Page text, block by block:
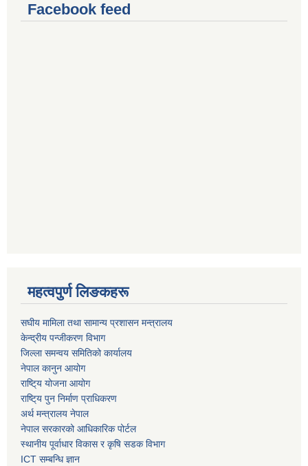
Facebook feed
महत्वपुर्ण लिङकहरू
स‌घीय मामिला तथा सामान्य प्रशासन मन्त्रालय
केन्द्रीय पन्जीकरण विभाग
जिल्ला समन्वय समितिको कार्यालय
नेपाल कानुन आयोग
राष्टि्य योजना आयोग
राष्टि्य पुन निर्माण प्राधिकरण
अर्थ मन्त्रालय नेपाल
नेपाल सरकारको आधिकारिक पोर्टल
स्थानीय पूर्वाधार विकास र कृषि सडक विभाग
ICT सम्बन्धि ज्ञान